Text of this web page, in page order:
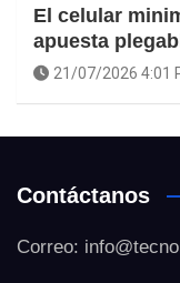
El celular
apuesta
21/07/2026 4:01
Contáctanos
Correo: